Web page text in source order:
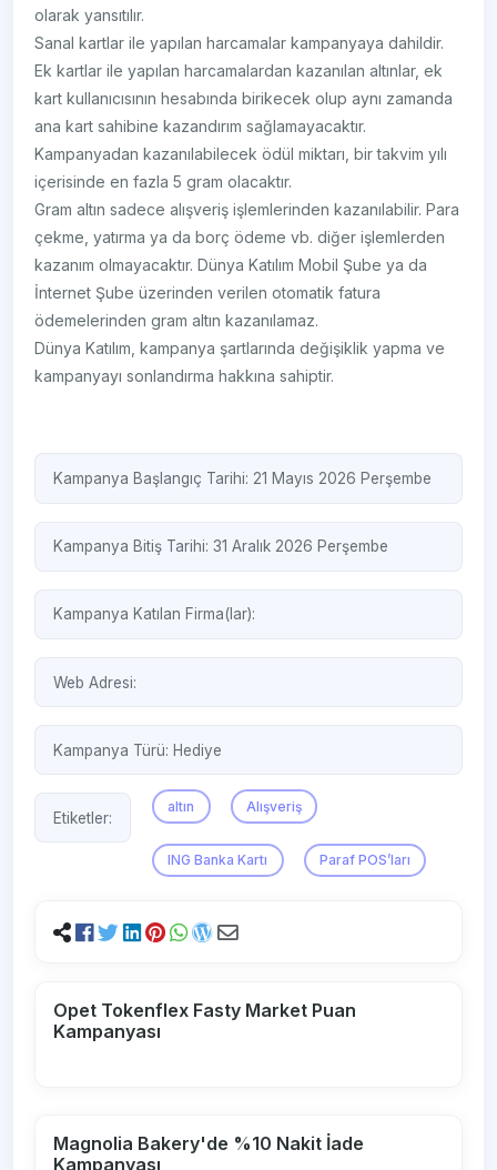
olarak yansıtılır.
Sanal kartlar ile yapılan harcamalar kampanyaya dahildir.
Ek kartlar ile yapılan harcamalardan kazanılan altınlar, ek
kart kullanıcısının hesabında birikecek olup aynı zamanda
ana kart sahibine kazandırım sağlamayacaktır.
Kampanyadan kazanılabilecek ödül miktarı, bir takvim yılı
içerisinde en fazla 5 gram olacaktır.
Gram altın sadece alışveriş işlemlerinden kazanılabilir. Para
çekme, yatırma ya da borç ödeme vb. diğer işlemlerden
kazanım olmayacaktır. Dünya Katılım Mobil Şube ya da
İnternet Şube üzerinden verilen otomatik fatura
ödemelerinden gram altın kazanılamaz.
Dünya Katılım, kampanya şartlarında değişiklik yapma ve
kampanyayı sonlandırma hakkına sahiptir.
Kampanya Başlangıç Tarihi: 21 Mayıs 2026 Perşembe
Kampanya Bitiş Tarihi: 31 Aralık 2026 Perşembe
Kampanya Katılan Firma(lar):
Web Adresi:
Kampanya Türü: Hediye
Etiketler:
altın Alışveriş
ING Banka Kartı Paraf POS’ları
Opet Tokenflex Fasty Market Puan
Kampanyası
Magnolia Bakery'de %10 Nakit İade
Kampanyası